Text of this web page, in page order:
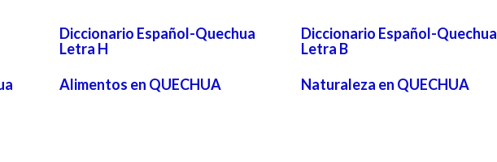
Diccionario Español-Quechua
Letra H
Diccionario Español-Quechua
Letra B
Alimentos en QUECHUA Naturaleza en QUECHUA